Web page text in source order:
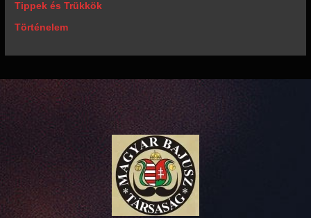
Tippek és Trükkök
Történelem